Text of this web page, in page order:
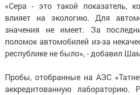
«Сера - это такой показатель,
влияет на экологию. Для
значения не имеет. За
поломок автомобилей из-за
республике не было», - добавил
Пробы, отобранные на АЗС
аккредитованную лабораторию.